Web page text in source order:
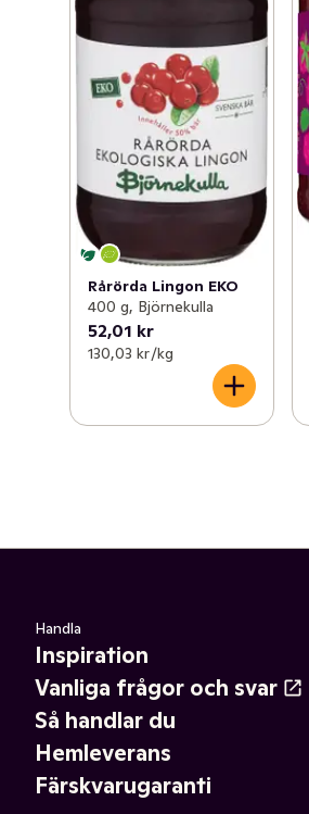
Rårörda Lingon EKO
400 g, Björnekulla
52,01 kr
130,03 kr /kg
Handla
Inspiration
Vanliga frågor och svar
Så handlar du
Hemleverans
Färskvarugaranti